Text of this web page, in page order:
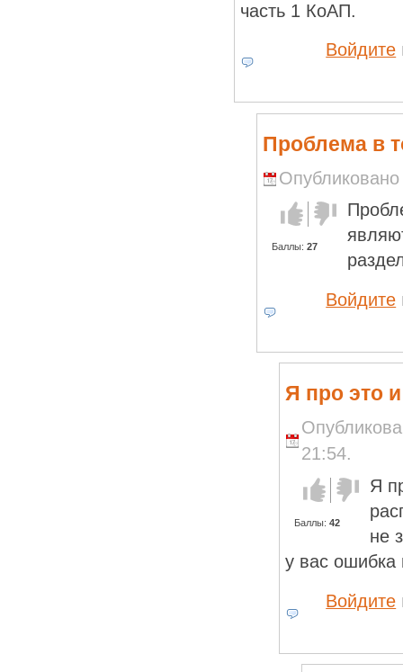
часть 1 КоАП.
Войдите
Проблема в
Голос за!Голос
против!
Баллы: 27
Войдите
Я про это
21:54.
Голос за!Голос
против!
Баллы: 42
Я
не
у вас ошибка
Войдите